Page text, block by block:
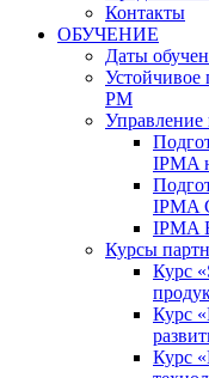
Контакты
ОБУЧЕНИЕ
Даты
Устойчивое
PM
Управление
IPMA
IPMA
IPMA
Курсы
Курс
Курс
Курс